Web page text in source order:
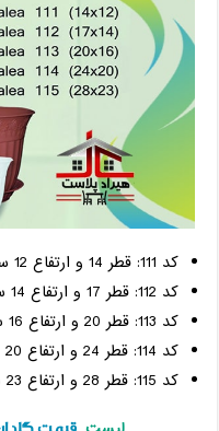
کد 111: قطر 14 و ارتفاع 12 سانتیمتر
کد 112: قطر 17 و ارتفاع 14 سانتیمتر
کد 113: قطر 20 و ارتفاع 16 سانتیمتر
کد 114: قطر 24 و ارتفاع 20 سانتیمتر
کد 115: قطر 28 و ارتفاع 23 سانتیمتر